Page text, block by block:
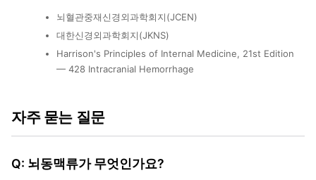
뇌혈관중재신경외과학회지(JCEN)
대한신경외과학회지(JKNS)
Harrison's Principles of Internal Medicine, 21st Edition
— 428 Intracranial Hemorrhage
자주 묻는 질문
Q: 뇌동맥류가 무엇인가요?